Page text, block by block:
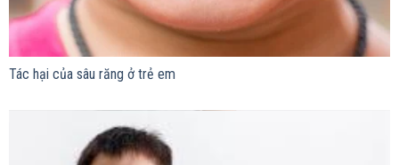
Tác hại của sâu răng ở trẻ em